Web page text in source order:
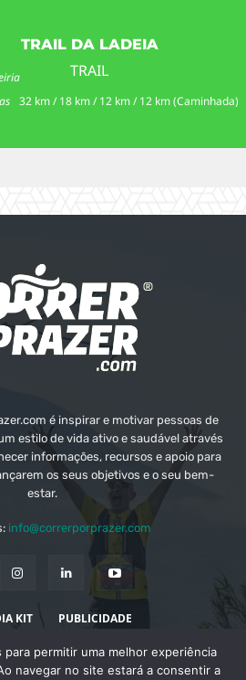
TRAIL DA LADEIA
TRAIL
32 km / 18 km / 12 km / 12 km (Caminhada)
é inspirar e motivar pessoas de
estilo de vida ativo e saudável através
informações, recursos e apoio para
os seus objetivos e o seu bem-
estar.
info@correrporprazer.com
KIT PUBLICIDADE
permitir uma melhor experiência
navegar no site estará a consentir a